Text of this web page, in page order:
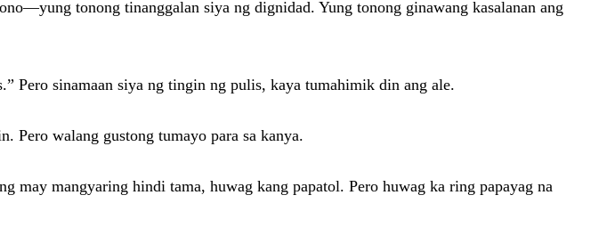
tonong tinanggalan siya ng dignidad. Yung tonong ginawang kasalanan ang
Pero sinamaan siya ng tingin ng pulis, kaya tumahimik din ang ale.
Pero walang gustong tumayo para sa kanya.
may mangyaring hindi tama, huwag kang papatol. Pero huwag ka ring papayag na